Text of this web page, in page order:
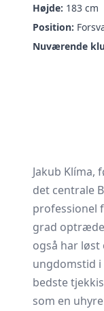
Højde: 183 cm
Position:
Nuværende
Jakub Klíma,
det centrale
professionel
grad
også har løst
ungdomstid i
bedste
som en